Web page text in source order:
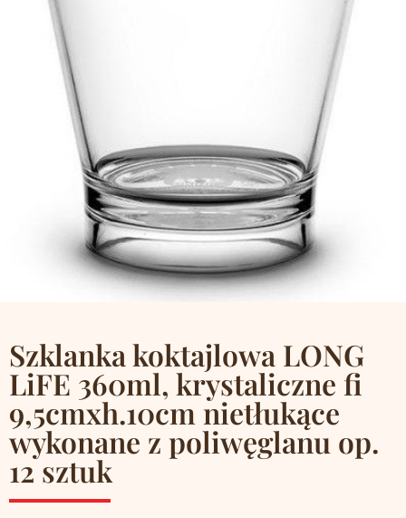
Szklanka koktajlowa LONG
LiFE 360ml, krystaliczne fi
9,5cmxh.10cm nietłukące
wykonane z poliwęglanu op.
12 sztuk